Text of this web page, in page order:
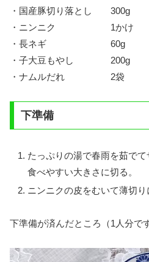
・国産豚切り落とし 300g
・ニンニク 1かけ
・長ネギ 60g
・子大豆もやし 200g
・ナムルだれ 2袋
下準備
たっぷりの湯で春雨を茹で
食べやすい大きさに切る。
ニンニクの皮をむいて薄切り
下準備が済んだところ（1人分で